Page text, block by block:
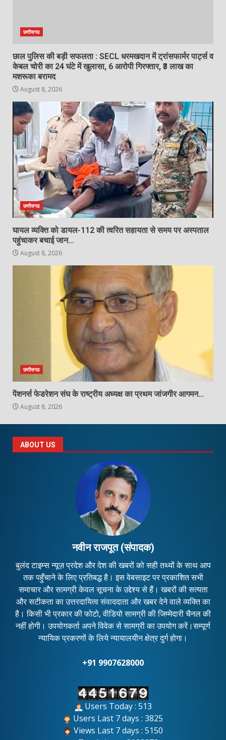
5
6
‘अन्नपूर्णा’ में खाद का तड़का, अधिकारियों की
बल्ले-बल्ले और किसान का ‘ऑनलाइन’ कटा
7
138 करोड़ की लागत से नांदघाट-मुंगेली रोड
होगा फोरलेन…
August 8, 2026
छत्तीसगढ
छाल पुलिस की बड़ी सफलता : SECL धरमखदान में ट्रांसफार्मर पार्ट्स व
केबल चोरी का 24 घंटे में खुलासा, 6 आरोपी गिरफ्तार, ₹3 लाख का
मशरूका बरामद
August 8, 2026
छत्तीसगढ
घायल व्यक्ति को डायल-112 की त्वरित सहायता से समय पर अस्पताल
पहुंचाकर बचाई जान…
August 8, 2026
छत्तीसगढ
पेंशनर्स फेडरेशन संघ के राष्ट्रीय अध्यक्ष का प्रथम जांजगीर आगमन…
August 8, 2026
ABOUT US
नवीन राजपूत (संपादक)
बुलंद टाइम्स न्यूज़ प्रदेश और देश की खबरों को सही तथ्यों के साथ आप
तक पहुँचाने के लिए प्रतिबद्ध है। इस वेबसाइट पर प्रकाशित सभी
समाचार और सामग्री केवल सूचना के उद्देश्य से हैं। खबरों की सत्यता
और सटीकता का उत्तरदायित्व संवाददाता और खबर देने वाले व्यक्ति का
है। किसी भी प्रकार की फोटो, वीडियो सामग्री की जिम्मेदारी चैनल की
नहीं होगी। उपयोगकर्ता अपने विवेक से सामग्री का उपयोग करें।सम्पूर्ण
न्यायिक प्रकरणों के लिये न्यायालयीन क्षेत्र दुर्ग होगा।
+91 9907628000
Users Today : 513
Users Last 7 days : 3825
Views Last 7 days : 5150